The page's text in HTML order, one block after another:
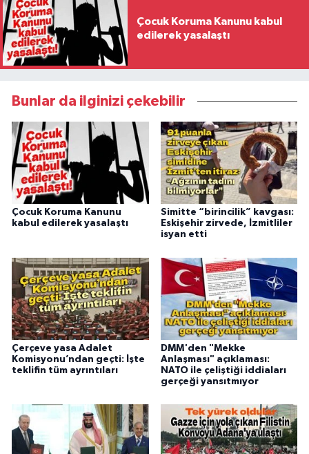
Çocuk Koruma Kanunu kabul
edilerek yasalaştı
Bunlar da ilginizi çekebilir
Çocuk Koruma Kanunu
kabul edilerek yasalaştı
Simitte “birincilik” kavgası:
Eskişehir zirvede, İzmitliler
isyan etti
Çerçeve yasa Adalet
Komisyonu’ndan geçti: İşte
teklifin tüm ayrıntıları
DMM'den "Mekke
Anlaşması" açıklaması:
NATO ile çeliştiği iddiaları
gerçeği yansıtmıyor